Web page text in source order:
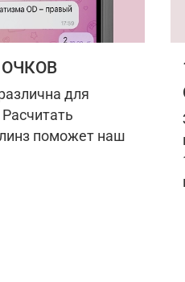
для
поможет наш